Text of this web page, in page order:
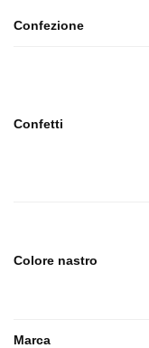
Confezione
Confetti
Colore nastro
Marca